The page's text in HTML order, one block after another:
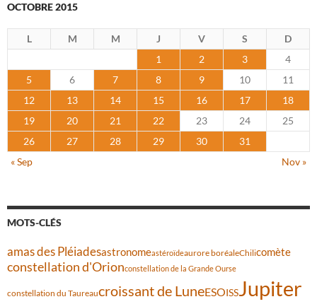
OCTOBRE 2015
L M M J V S
D
1
2 3
4
5
6 7 8 9 10
11
12
13 14 15 16 17
18
19
20 21 22 23 24
25
26
27 28 29 30
31
« Sep
Nov »
MOTS-CLÉS
amas des Pléiadesastronomeastéroïdeaurore boréaleChilicomète
constellation d'Orionconstellation de la Grande Ourse
constellation du Taureaucroissant de LuneESOISSJupiter